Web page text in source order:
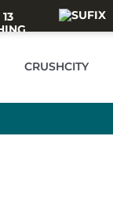
CRUSHCITY